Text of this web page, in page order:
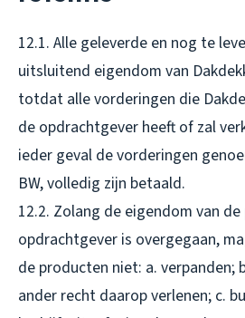
12.1. Alle geleverde en nog te
uitsluitend eigendom van
totdat alle vorderingen die
de opdrachtgever heeft of zal
ieder geval de vorderingen
BW, volledig zijn betaald.
12.2. Zolang de eigendom van
opdrachtgever is overgegaan,
de producten niet: a. verpanden;
ander recht daarop verlenen; c.